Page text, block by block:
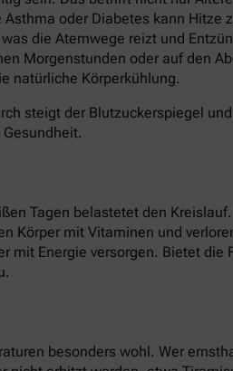
oder Diabetes kann
die Atemwege reizt und
Morgenstunden oder auf den
natürliche Körperkühlung.
steigt der Blutzuckerspiegel
Tagen belastetet den
Körper mit Vitaminen und
mit Energie versorgen. Bietet
besonders wohl. Wer